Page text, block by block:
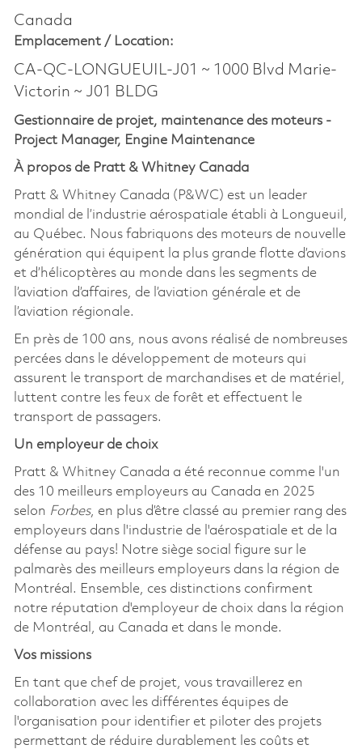
Canada
Emplacement / Location:
CA-QC-LONGUEUIL-J01 ~ 1000 Blvd Marie-
Victorin ~ J01 BLDG
Gestionnaire de projet, maintenance des moteurs -
Project Manager, Engine Maintenance
À propos de Pratt & Whitney Canada
Pratt & Whitney Canada (P&WC) est un leader
mondial de l’industrie aérospatiale établi à Longueuil,
au Québec. Nous fabriquons des moteurs de nouvelle
génération qui équipent la plus grande flotte d’avions
et d’hélicoptères au monde dans les segments de
l’aviation d’affaires, de l’aviation générale et de
l’aviation régionale.
En près de 100 ans, nous avons réalisé de nombreuses
percées dans le développement de moteurs qui
assurent le transport de marchandises et de matériel,
luttent contre les feux de forêt et effectuent le
transport de passagers.
Un employeur de choix
Pratt & Whitney Canada a été reconnue comme l'un
des 10 meilleurs employeurs au Canada en 2025
selon Forbes, en plus d’être classé au premier rang des
employeurs dans l'industrie de l'aérospatiale et de la
défense au pays! Notre siège social figure sur le
palmarès des meilleurs employeurs dans la région de
Montréal. Ensemble, ces distinctions confirment
notre réputation d'employeur de choix dans la région
de Montréal, au Canada et dans le monde.
Vos missions
En tant que chef de projet, vous travaillerez en
collaboration avec les différentes équipes de
l'organisation pour identifier et piloter des projets
permettant de réduire durablement les coûts et